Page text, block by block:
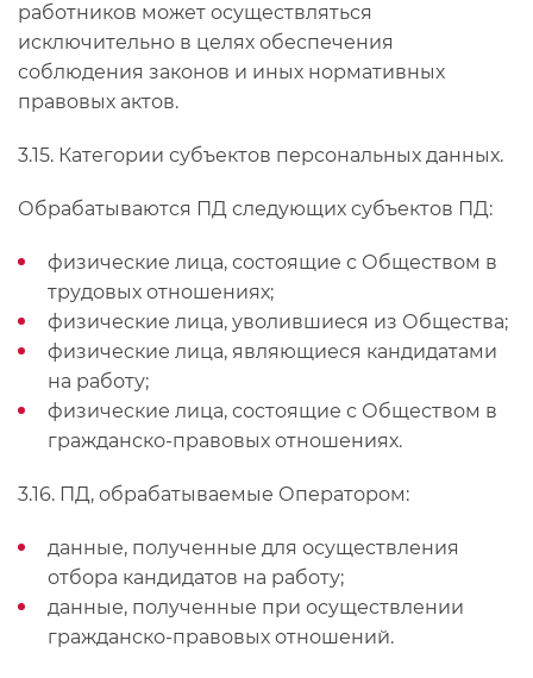
работников может осуществляться
исключительно в целях обеспечения
соблюдения законов и иных нормативных
правовых актов.
3.15. Категории субъектов персональных данных.
Обрабатываются ПД следующих субъектов ПД:
физические лица, состоящие с Обществом в
трудовых отношениях;
физические лица, уволившиеся из Общества;
физические лица, являющиеся кандидатами
на работу;
физические лица, состоящие с Обществом в
гражданско-правовых отношениях.
3.16. ПД, обрабатываемые Оператором:
данные, полученные для осуществления
отбора кандидатов на работу;
данные, полученные при осуществлении
гражданско-правовых отношений.